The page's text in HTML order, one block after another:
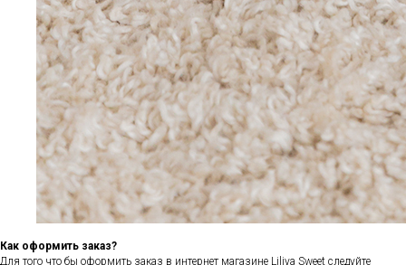
Как оформить заказ?
Для того что бы оформить заказ в интернет магазине Liliya Sweet следуйте